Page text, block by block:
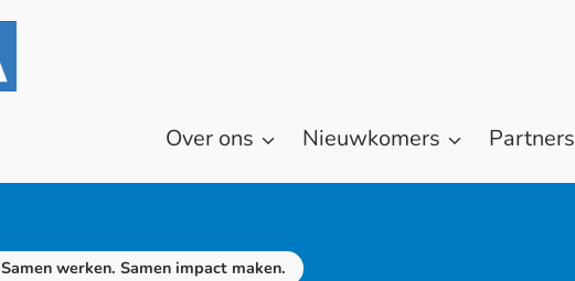
Over ons Nieuwkomers Partners
Samen werken. Samen impact maken.